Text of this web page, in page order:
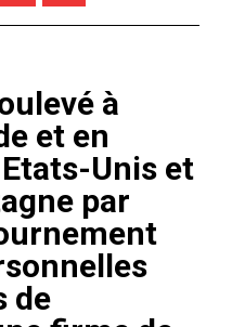
à
et en
Unis et
par
de